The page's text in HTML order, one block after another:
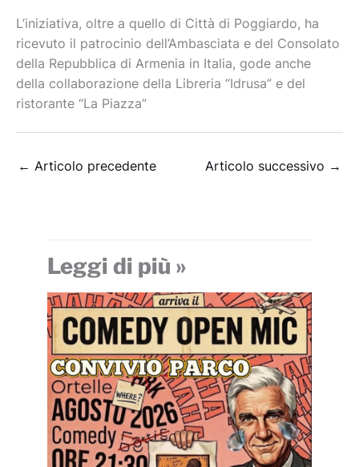
L’iniziativa, oltre a quello di Città di Poggiardo, ha
ricevuto il patrocinio dell’Ambasciata e del Consolato
della Repubblica di Armenia in Italia, gode anche
della collaborazione della Libreria “Idrusa” e del
ristorante “La Piazza”
← Articolo precedente Articolo successivo →
Leggi di più »